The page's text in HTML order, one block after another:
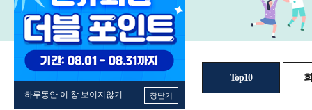
하루동안 이 창 보이지않기 창닫기
Top10